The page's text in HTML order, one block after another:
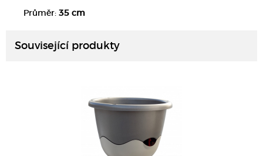
Průměr: 35 cm
Související produkty